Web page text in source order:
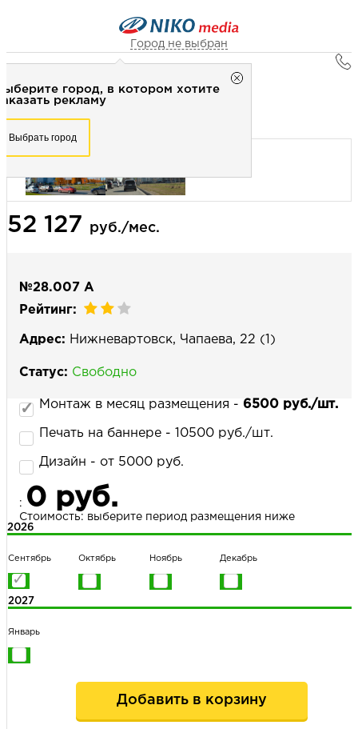
Город не выбран
город, в котором хотите
рекламу
Выбрать город
Город не выбран
Рекламное агентство НИКО-медиа
+7 (3462) 550-877
Выберите свой город
НАПИСАТЬ НАМ
Наружная реклама
Билборд 3х6 (сторона А) - динамика
52 127 руб./мес.
№28.007 А
Рейтинг:
Адрес: Нижневартовск, Чапаева, 22 (1)
Статус: Свободно
Монтаж в месяц размещения - 6500 руб./шт.
Печать на баннере - 10500 руб./шт.
Дизайн - от 5000 руб.
: 0 руб.
Стоимость: выберите период размещения ниже
2026
Сентябрь Октябрь Ноябрь Декабрь
2027
Январь
Добавить в корзину